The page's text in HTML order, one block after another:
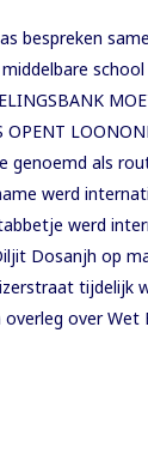
samenwerking rond
450 SRD betalen om diploma
KLAARSTOMEN OM BUITENLANDSE
OVERHEIDSVAKBONDEN NA LICHTE
in internationale
bekend door zijn
bekend door zijn
maandag 7 september in
vanwege chaos rond
Bescherming Woon- en